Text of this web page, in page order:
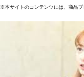
※本サイトのコンテンツには、商品プ